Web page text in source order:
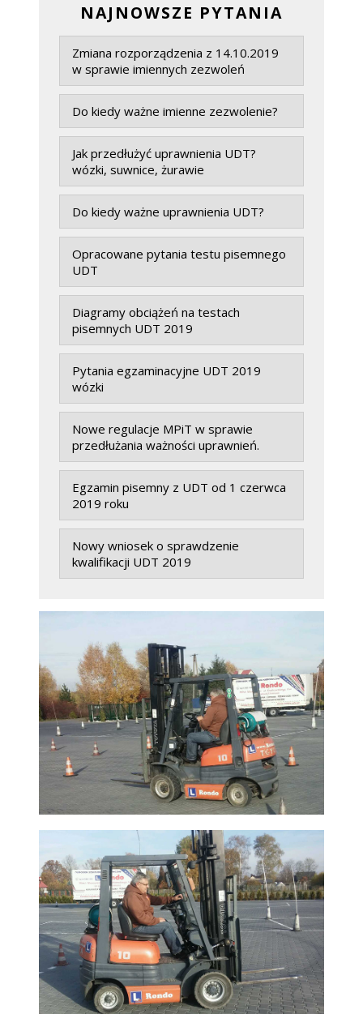
NAJNOWSZE PYTANIA
Zmiana rozporządzenia z 14.10.2019
w sprawie imiennych zezwoleń
Do kiedy ważne imienne zezwolenie?
Jak przedłużyć uprawnienia UDT?
wózki, suwnice, żurawie
Do kiedy ważne uprawnienia UDT?
Opracowane pytania testu pisemnego
UDT
Diagramy obciążeń na testach
pisemnych UDT 2019
Pytania egzaminacyjne UDT 2019
wózki
Nowe regulacje MPiT w sprawie
przedłużania ważności uprawnień.
Egzamin pisemny z UDT od 1 czerwca
2019 roku
Nowy wniosek o sprawdzenie
kwalifikacji UDT 2019